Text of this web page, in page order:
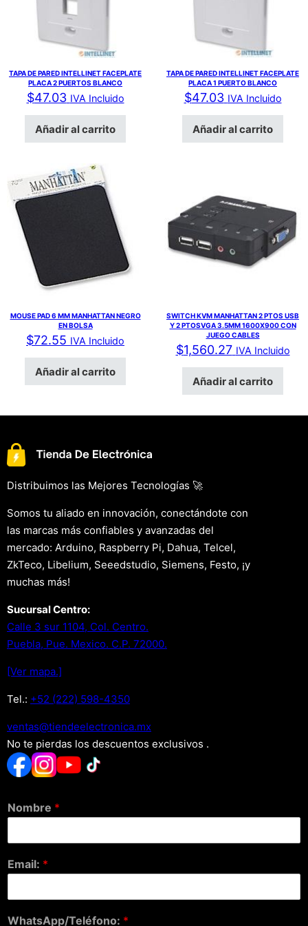
TAPA DE PARED INTELLINET FACEPLATE
PLACA 2 PUERTOS BLANCO
$47.03 IVA Incluido
Añadir al carrito
TAPA DE PARED INTELLINET FACEPLATE
PLACA 1 PUERTO BLANCO
$47.03 IVA Incluido
Añadir al carrito
MOUSE PAD 6 MM MANHATTAN NEGRO
EN BOLSA
$72.55 IVA Incluido
Añadir al carrito
SWITCH KVM MANHATTAN 2 PTOS USB
Y 2 PTOSVGA 3.5MM 1600X900 CON
JUEGO CABLES
$1,560.27 IVA Incluido
Añadir al carrito
Distribuimos las Mejores Tecnologías 🚀
Somos tu aliado en innovación, conectándote con
las marcas más confiables y avanzadas del
mercado: Arduino, Raspberry Pi, Dahua, Telcel,
ZkTeco, Libelium, Seeedstudio, Siemens, Festo, ¡y
muchas más!
Sucursal Centro:
Calle 3 sur 1104, Col. Centro.
Puebla, Pue. Mexico. C.P. 72000.
[Ver mapa.]
Tel.: +52 (222) 598-4350
xm.acinortceleedneit@satnev
No te pierdas los descuentos exclusivos .
Nombre *
Email: *
WhatsApp/Teléfono: *